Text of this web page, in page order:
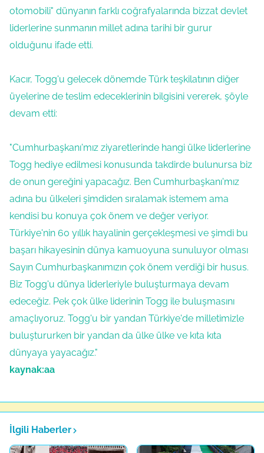
otomobili" dünyanın farklı coğrafyalarında bizzat devlet
liderlerine sunmanın millet adına tarihi bir gurur
olduğunu ifade etti.
Kacır, Togg'u gelecek dönemde Türk teşkilatının diğer
üyelerine de teslim edeceklerinin bilgisini vererek, şöyle
devam etti:
"Cumhurbaşkanı'mız ziyaretlerinde hangi ülke liderlerine
Togg hediye edilmesi konusunda takdirde bulunursa biz
de onun gereğini yapacağız. Ben Cumhurbaşkanı'mız
adına bu ülkeleri şimdiden sıralamak istemem ama
kendisi bu konuya çok önem ve değer veriyor.
Türkiye'nin 60 yıllık hayalinin gerçekleşmesi ve şimdi bu
başarı hikayesinin dünya kamuoyuna sunuluyor olması
Sayın Cumhurbaşkanımızın çok önem verdiği bir husus.
Biz Togg'u dünya liderleriyle buluşturmaya devam
edeceğiz. Pek çok ülke liderinin Togg ile buluşmasını
amaçlıyoruz. Togg'u bir yandan Türkiye'de milletimizle
buluştururken bir yandan da ülke ülke ve kıta kıta
dünyaya yayacağız."
kaynak:aa
İlgili Haberler